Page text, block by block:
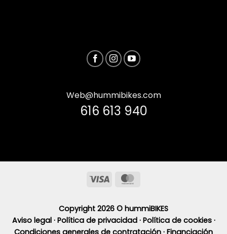
Web@hummibikes.com
616 613 940
Visa
Copyright 2026 © hummiBIKES
Aviso legal · Política de privacidad · Política de cookies ·
Condiciones generales de contratación · Financiación